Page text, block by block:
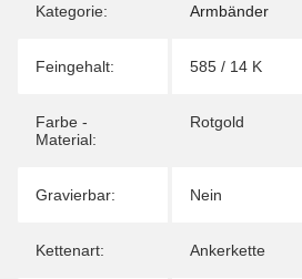
Kategorie: Armbänder
Feingehalt: 585 / 14 K
Farbe -
Material:
Rotgold
Gravierbar: Nein
Kettenart: Ankerkette